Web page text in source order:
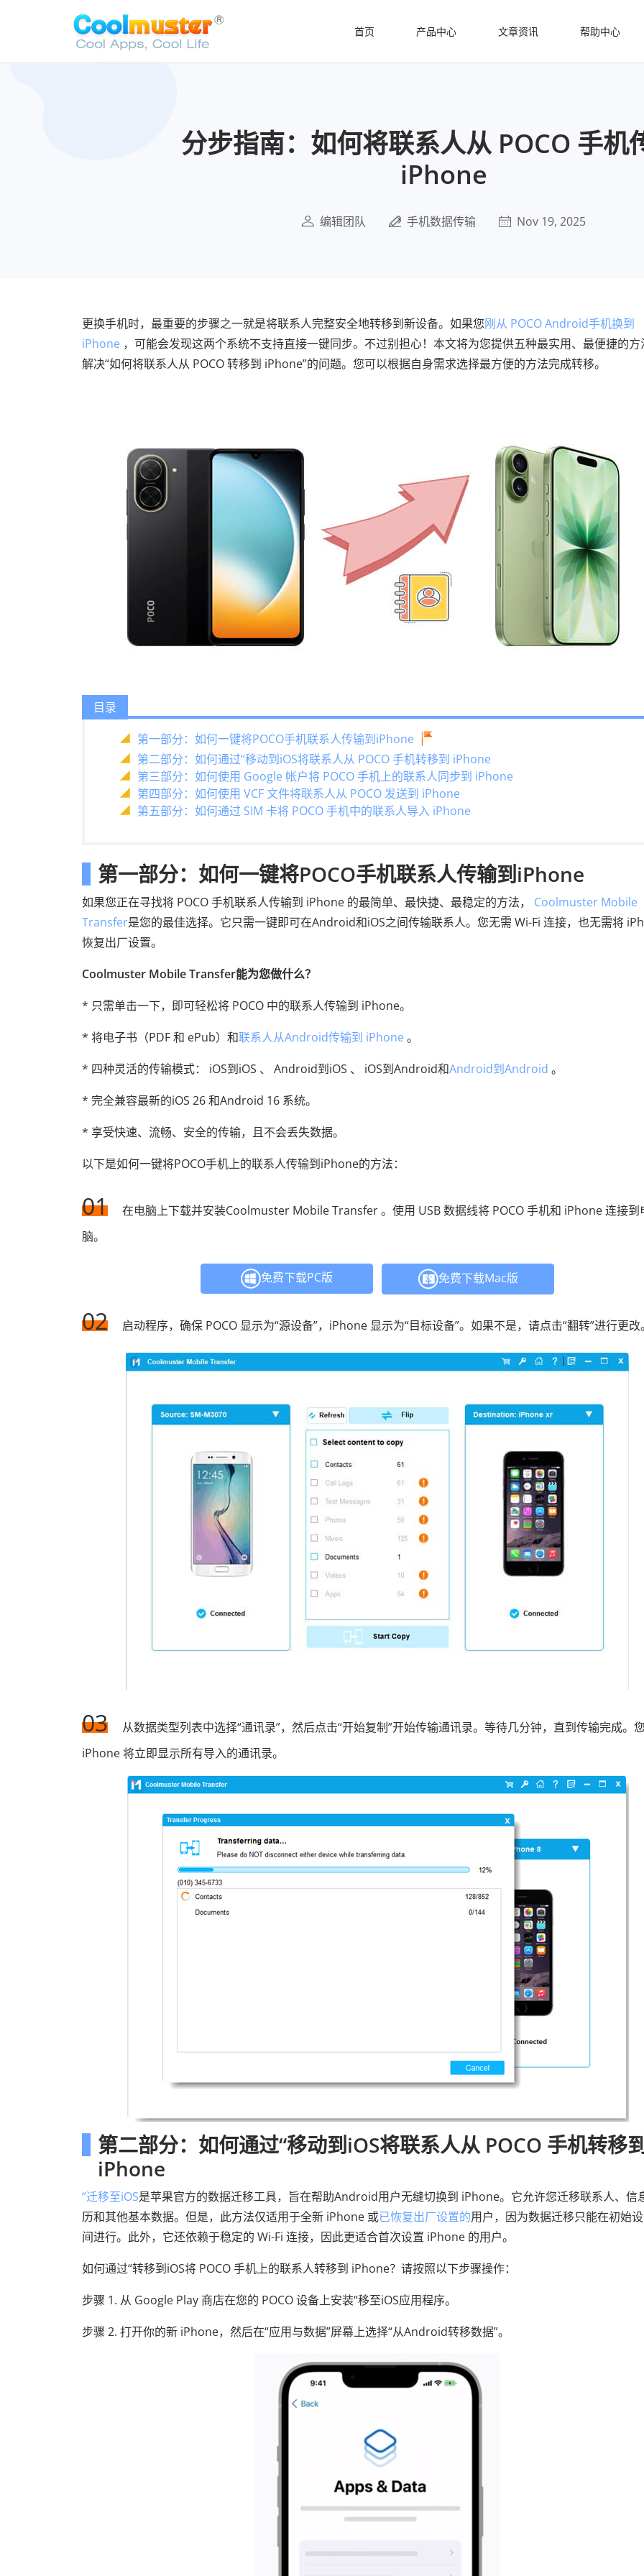
首页 产品中心 文章资讯 帮助中心
分步指南：如何将联系人从 POCO 手机
iPhone
编辑团队 手机数据传输 Nov 19, 2025
更换手机时，最重要的步骤之一就是将联系人完整安全地转移到新设备。如果您刚从 POCO Android手机换到
iPhone ，可能会发现这两个系统不支持直接一键同步。不过别担心！本文将为您提供五种最实用、最便捷的方
解决“如何将联系人从 POCO 转移到 iPhone”的问题。您可以根据自身需求选择最方便的方法完成转移。
目录
第一部分：如何一键将POCO手机联系人传输到iPhone
第二部分：如何通过“移动到iOS将联系人从 POCO 手机转移到 iPhone
第三部分：如何使用 Google 帐户将 POCO 手机上的联系人同步到 iPhone
第四部分：如何使用 VCF 文件将联系人从 POCO 发送到 iPhone
第五部分：如何通过 SIM 卡将 POCO 手机中的联系人导入 iPhone
第一部分：如何一键将POCO手机联系人传输到iPhone
如果您正在寻找将 POCO 手机联系人传输到 iPhone 的最简单、最快捷、最稳定的方法， Coolmuster Mobile
Transfer是您的最佳选择。它只需一键即可在Android和iOS之间传输联系人。您无需 Wi-Fi 连接，也无需将
恢复出厂设置。
Coolmuster Mobile Transfer能为您做什么？
* 只需单击一下，即可轻松将 POCO 中的联系人传输到 iPhone。
* 将电子书（PDF 和 ePub）和联系人从Android传输到 iPhone 。
* 四种灵活的传输模式： iOS到iOS 、 Android到iOS 、 iOS到Android和Android到Android 。
* 完全兼容最新的iOS 26 和Android 16 系统。
* 享受快速、流畅、安全的传输，且不会丢失数据。
以下是如何一键将POCO手机上的联系人传输到iPhone的方法：
01
在电脑上下载并安装Coolmuster Mobile Transfer 。使用 USB 数据线将 POCO 手机和 iPhone 连接到
脑。
免费下载PC版 免费下载Mac版
02 启动程序，确保 POCO 显示为“源设备”，iPhone 显示为“目标设备”。如果不是，请点击“翻转”进行更改
03
从数据类型列表中选择“通讯录”，然后点击“开始复制”开始传输通讯录。等待几分钟，直到传输完成。
iPhone 将立即显示所有导入的通讯录。
第二部分：如何通过“移动到iOS将联系人从 POCO 手机转移
iPhone
“迁移至iOS是苹果官方的数据迁移工具，旨在帮助Android用户无缝切换​​到 iPhone。它允许您迁移联系人、信
历和其他基本数据。但是，此方法仅适用于全新 iPhone 或已恢复出厂设置的用户，因为数据迁移只能在初始
间进行。此外，它还依赖于稳定的 Wi-Fi 连接，因此更适合首次设置 iPhone 的用户。
如何通过“转移到iOS将 POCO 手机上的联系人转移到 iPhone？请按照以下步骤操作：
步骤 1. 从 Google Play 商店在您的 POCO 设备上安装“移至iOS应用程序。
步骤 2. 打开你的新 iPhone，然后在“应用与数据”屏幕上选择“从Android转移数据”。